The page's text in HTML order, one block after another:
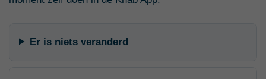
Er is niets veranderd